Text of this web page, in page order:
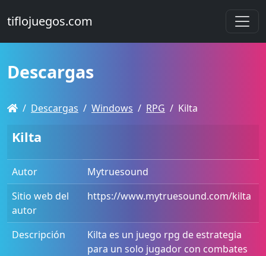
tiflojuegos.com
Descargas
Descargas Windows RPG Kilta
Kilta
Autor
Mytruesound
Sitio web del
autor
https://www.mytruesound.com/kilta
Descripción
Kilta es un juego rpg de estrategia
para un solo jugador con combates